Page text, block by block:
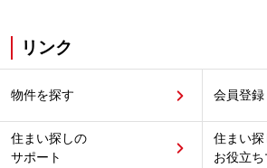
リンク
物件を探す 会員登録
住まい探しの
サポート
住まい探
お役立